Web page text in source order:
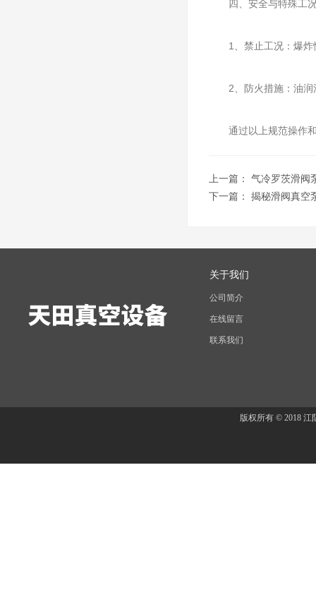
四、安全与特殊工
‌1、禁止工况‌：爆炸性
‌2、防火措施‌：油润
通过以上规范操作和
上一篇： 气冷罗茨滑阀
下一篇： 揭秘滑阀真空
关于我们
公司简介
在线留言
联系我们
版权所有 © 2018